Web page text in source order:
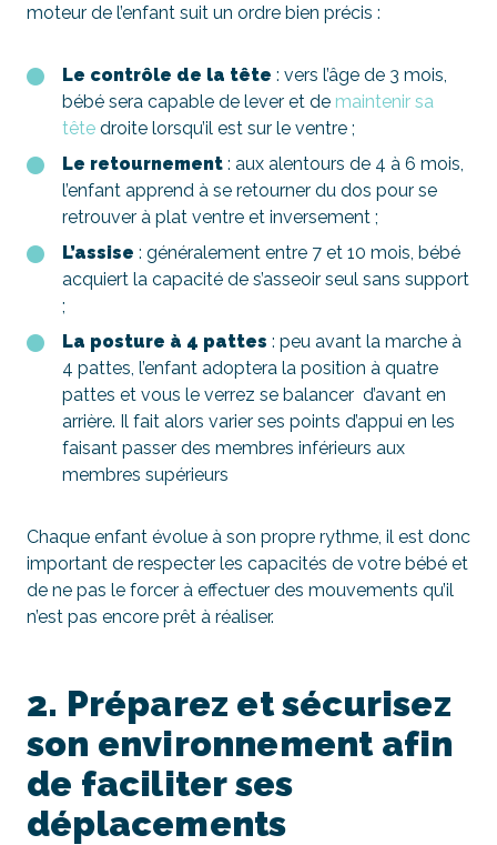
moteur de l’enfant suit un ordre bien précis :
Le contrôle de la tête : vers l’âge de 3 mois,
bébé sera capable de lever et de maintenir sa
tête droite lorsqu’il est sur le ventre ;
Le retournement : aux alentours de 4 à 6 mois,
l’enfant apprend à se retourner du dos pour se
retrouver à plat ventre et inversement ;
L’assise : généralement entre 7 et 10 mois, bébé
acquiert la capacité de s’asseoir seul sans support
;
La posture à 4 pattes : peu avant la marche à
4 pattes, l’enfant adoptera la position à quatre
pattes et vous le verrez se balancer d’avant en
arrière. Il fait alors varier ses points d’appui en les
faisant passer des membres inférieurs aux
membres supérieurs
Chaque enfant évolue à son propre rythme, il est donc
important de respecter les capacités de votre bébé et
de ne pas le forcer à effectuer des mouvements qu’il
n’est pas encore prêt à réaliser.
2. Préparez et sécurisez
son environnement afin
de faciliter ses
déplacements